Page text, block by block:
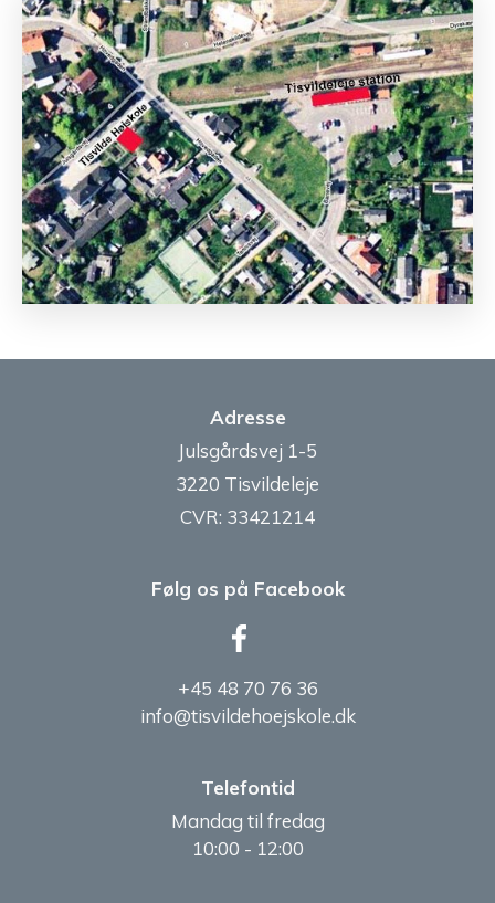
Adresse
Julsgårdsvej 1-5
3220 Tisvildeleje
CVR: 33421214
Følg os på Facebook
+45 48 70 76 36
info@tisvildehoejskole.dk
Telefontid
Mandag til fredag
10:00 - 12:00